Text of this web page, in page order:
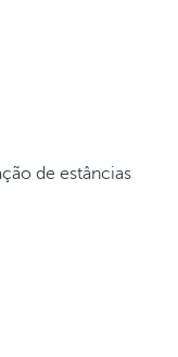
de estâncias